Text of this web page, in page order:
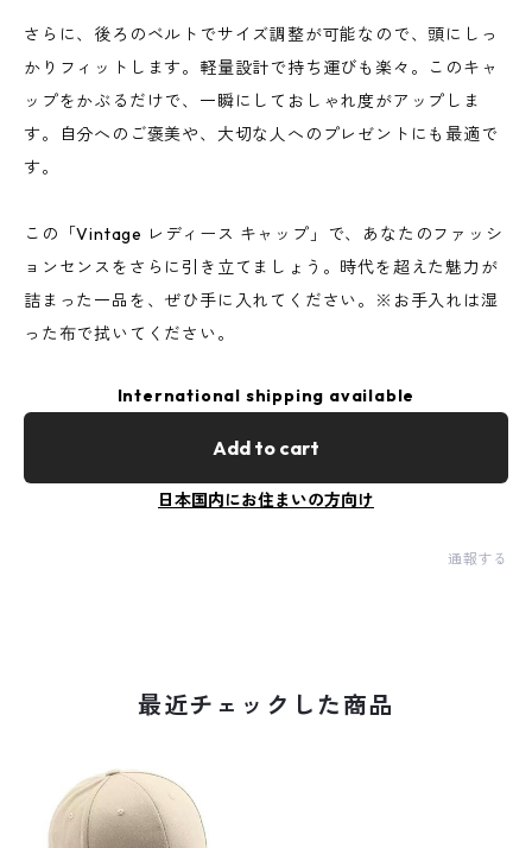
さらに、後ろのベルトでサイズ調整が可能なので、頭にしっ
かりフィットします。軽量設計で持ち運びも楽々。このキャ
ップをかぶるだけで、一瞬にしておしゃれ度がアップしま
す。自分へのご褒美や、大切な人へのプレゼントにも最適で
す。
この「Vintage レディース キャップ」で、あなたのファッシ
ョンセンスをさらに引き立てましょう。時代を超えた魅力が
詰まった一品を、ぜひ手に入れてください。※お手入れは湿
った布で拭いてください。
International shipping available
Add to cart
日本国内にお住まいの方向け
通報する
最近チェックした商品